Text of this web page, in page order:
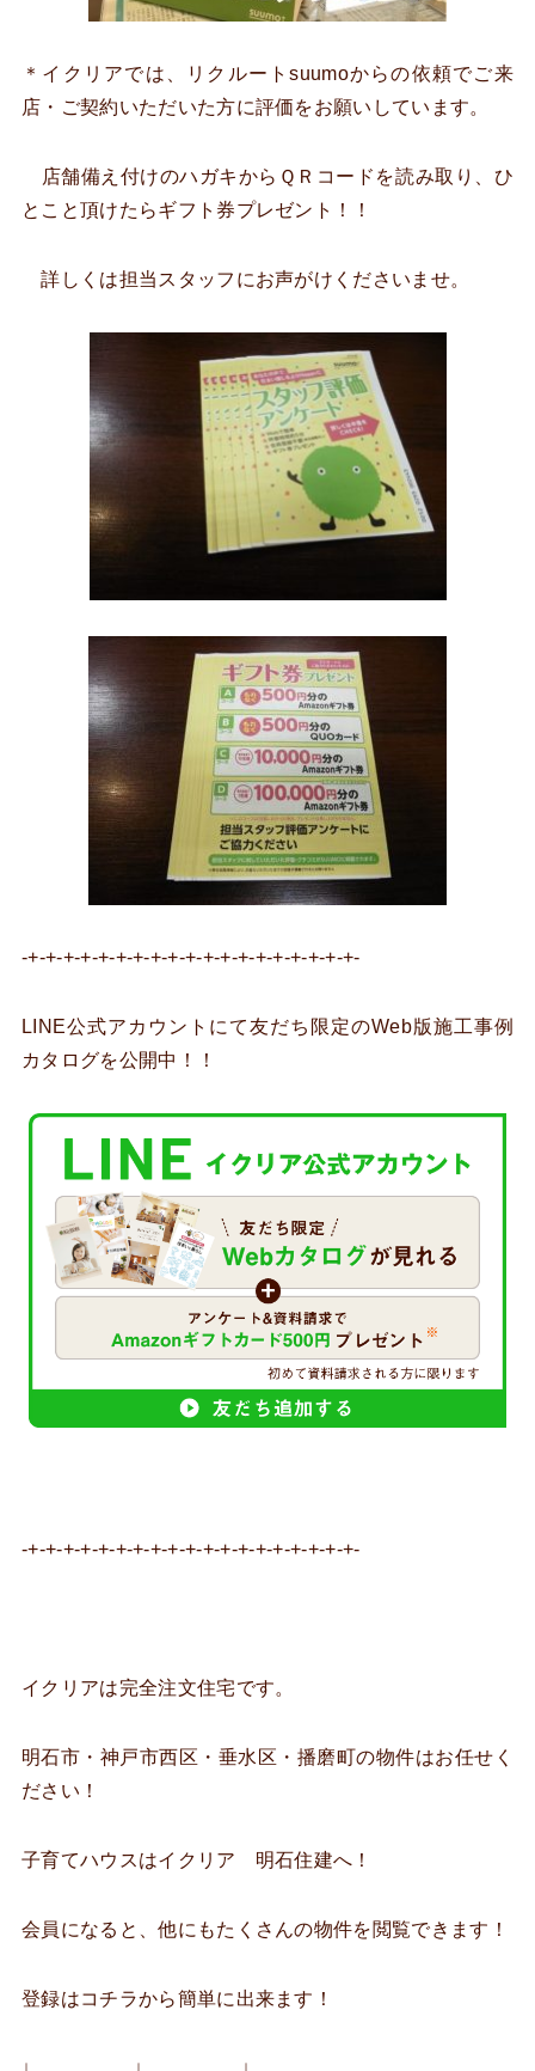
＊イクリアでは、リクルートsuumoからの依頼でご来
店・ご契約いただいた方に評価をお願いしています。
店舗備え付けのハガキからＱＲコードを読み取り、ひ
とこと頂けたらギフト券プレゼント！！
詳しくは担当スタッフにお声がけくださいませ。
-+-+-+-+-+-+-+-+-+-+-+-+-+-+-+-+-+-+-+-
LINE公式アカウントにて友だち限定のWeb版施工事例
カタログを公開中！！
-+-+-+-+-+-+-+-+-+-+-+-+-+-+-+-+-+-+-+-
イクリアは完全注文住宅です。
明石市・神戸市西区・垂水区・播磨町の物件はお任せく
ださい！
子育てハウスはイクリア 明石住建へ！
会員になると、他にもたくさんの物件を閲覧できます！
登録はコチラから簡単に出来ます！